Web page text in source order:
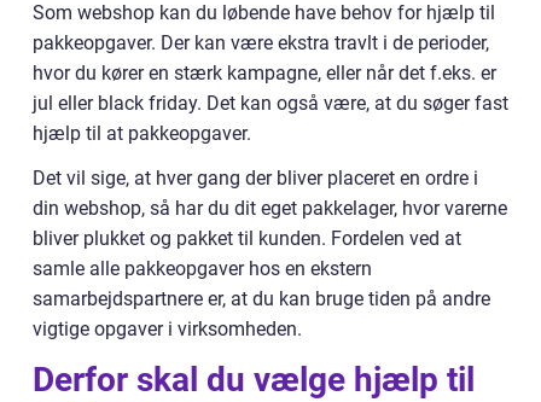
Som webshop kan du løbende have behov for hjælp til
pakkeopgaver. Der kan være ekstra travlt i de perioder,
hvor du kører en stærk kampagne, eller når det f.eks. er
jul eller black friday. Det kan også være, at du søger fast
hjælp til at pakkeopgaver.
Det vil sige, at hver gang der bliver placeret en ordre i
din webshop, så har du dit eget pakkelager, hvor varerne
bliver plukket og pakket til kunden. Fordelen ved at
samle alle pakkeopgaver hos en ekstern
samarbejdspartnere er, at du kan bruge tiden på andre
vigtige opgaver i virksomheden.
Derfor skal du vælge hjælp til